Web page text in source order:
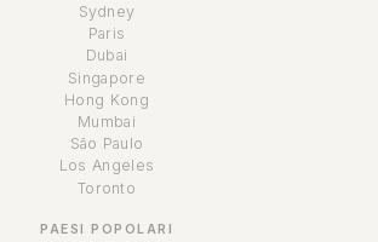
Sydney
Paris
Dubai
Singapore
Hong Kong
Mumbai
São Paulo
Los Angeles
Toronto
PAESI POPOLARI